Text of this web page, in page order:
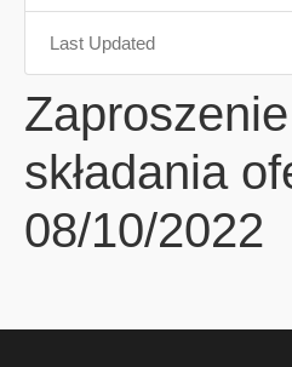
Last Updated
składania
08/10/2022